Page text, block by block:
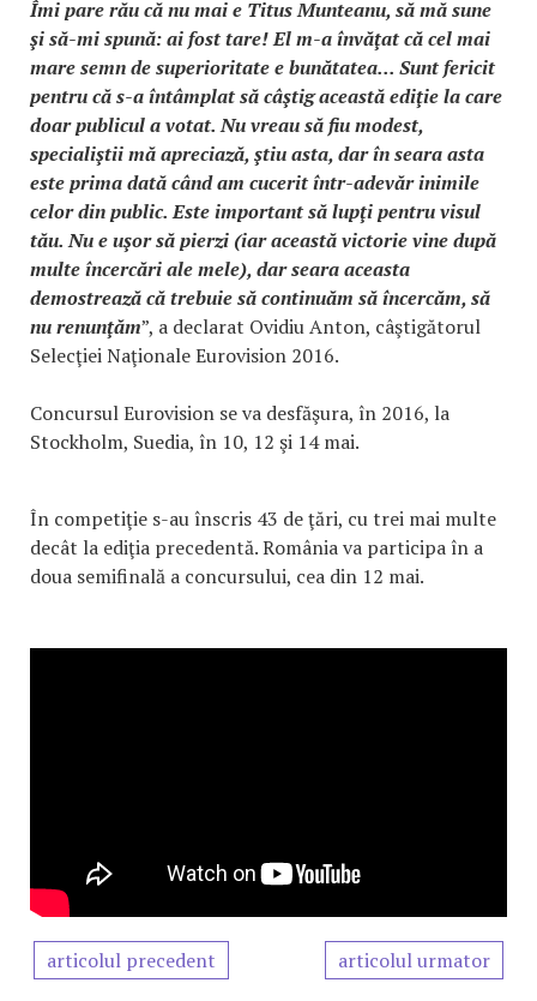
Îmi pare rău că nu mai e Titus Munteanu, să mă sune
şi să-mi spună: ai fost tare! El m-a învăţat că cel mai
mare semn de superioritate e bunătatea... Sunt fericit
pentru că s-a întâmplat să câştig această ediţie la care
doar publicul a votat. Nu vreau să fiu modest,
specialiştii mă apreciază, ştiu asta, dar în seara asta
este prima dată când am cucerit într-adevăr inimile
celor din public. Este important să lupţi pentru visul
tău. Nu e uşor să pierzi (iar această victorie vine după
multe încercări ale mele), dar seara aceasta
demostrează că trebuie să continuăm să încercăm, să
nu renunţăm”, a declarat Ovidiu Anton, câştigătorul
Selecţiei Naţionale Eurovision 2016.
Concursul Eurovision se va desfăşura, în 2016, la
Stockholm, Suedia, în 10, 12 şi 14 mai.
În competiţie s-au înscris 43 de ţări, cu trei mai multe
decât la ediţia precedentă. România va participa în a
doua semifinală a concursului, cea din 12 mai.
articolul precedent articolul urmator